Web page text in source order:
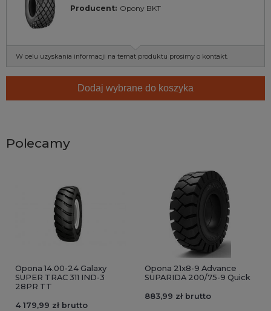
Producent: Opony BKT
W celu uzyskania informacji na temat produktu prosimy o kontakt.
Dodaj wybrane do koszyka
Polecamy
Opona 14.00-24 Galaxy
SUPER TRAC 311 IND-3
28PR TT
4 179,99 zł brutto
Opona 21x8-9 Advance
SUPARIDA 200/75-9 Quick
883,99 zł brutto